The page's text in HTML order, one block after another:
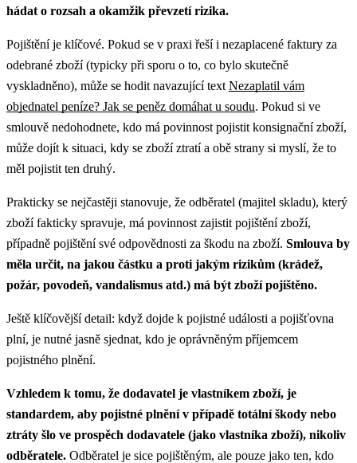
hádat o rozsah a okamžik převzetí rizika.
Pojištění je klíčové. Pokud se v praxi řeší i nezaplacené faktury za
odebrané zboží (typicky při sporu o to, co bylo skutečně
vyskladněno), může se hodit navazující text Nezaplatil vám
objednatel peníze? Jak se peněz domáhat u soudu. Pokud si ve
smlouvě nedohodnete, kdo má povinnost pojistit konsignační zboží,
může dojít k situaci, kdy se zboží ztratí a obě strany si myslí, že to
měl pojistit ten druhý.
Prakticky se nejčastěji stanovuje, že odběratel (majitel skladu), který
zboží fakticky spravuje, má povinnost zajistit pojištění zboží,
případně pojištění své odpovědnosti za škodu na zboží. Smlouva by
měla určit, na jakou částku a proti jakým rizikům (krádež,
požár, povodeň, vandalismus atd.) má být zboží pojištěno.
Ještě klíčovější detail: když dojde k pojistné události a pojišťovna
plní, je nutné jasně sjednat, kdo je oprávněným příjemcem
pojistného plnění.
Vzhledem k tomu, že dodavatel je vlastníkem zboží, je
standardem, aby pojistné plnění v případě totální škody nebo
ztráty šlo ve prospěch dodavatele (jako vlastníka zboží), nikoliv
odběratele. Odběratel je sice pojištěným, ale pouze jako ten, kdo